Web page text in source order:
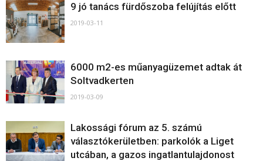
9 jó tanács fürdőszoba felújítás előtt
2019-03-11
6000 m2-es műanyagüzemet adtak át
Soltvadkerten
2019-03-09
Lakossági fórum az 5. számú
választókerületben: parkolók a Liget
utcában, a gazos ingatlantulajdonost